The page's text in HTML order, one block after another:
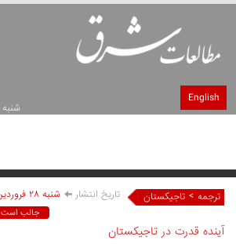
English
شنبه ۱۷ مرداد ۱۴۰۵ ساعت: ۰۶:۳۰
ترجمه > تاجیکستان تاریخ انتشار شنبه ۲۸ فروردين ۱۳۹۵ ساعت ۱۳:۵۸
جالب است
آینده قدرت در تاجیکستان